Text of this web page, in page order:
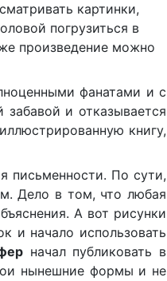
картинки,
погрузиться в
произведение можно
фанатами и с
и отказывается
книгу,
письменности. По сути,
Дело в том, что любая
А вот рисунки
и начало использовать
начал публиковать в
нынешние формы и не